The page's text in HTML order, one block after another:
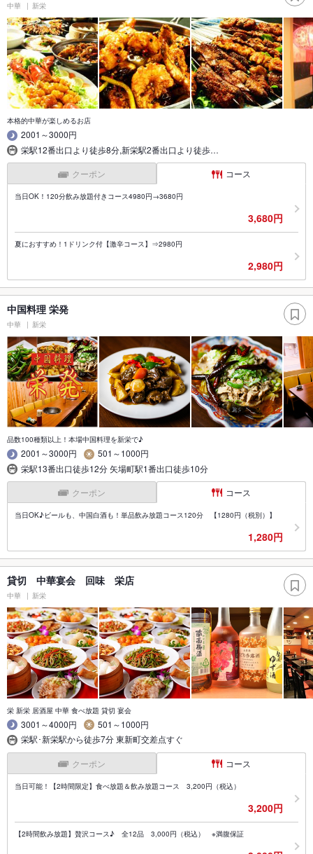
中華 新栄
本格的中華が楽しめるお店
2001～3000円
栄駅12番出口より徒歩8分,新栄駅2番出口より徒歩…
クーポン コース
当日OK！120分飲み放題付きコース4980円→3680円
3,680円
夏におすすめ！1ドリンク付【激辛コース】⇒2980円
2,980円
中国料理 栄発
中華 新栄
品数100種類以上！本場中国料理を新栄で♪
2001～3000円
501～1000円
栄駅13番出口徒歩12分 矢場町駅1番出口徒歩10分
クーポン コース
当日OK♪ビールも、中国白酒も！単品飲み放題コース120分 【1280円（税別）】
1,280円
貸切 中華宴会 回味 栄店
中華 新栄
栄 新栄 居酒屋 中華 食べ放題 貸切 宴会
3001～4000円
501～1000円
栄駅･新栄駅から徒歩7分 東新町交差点すぐ
クーポン コース
当日可能！【2時間限定】食べ放題＆飲み放題コース 3,200円（税込）
3,200円
【2時間飲み放題】贅沢コース♪ 全12品 3,000円（税込） ※満腹保証